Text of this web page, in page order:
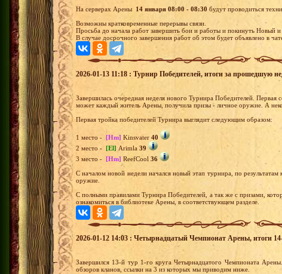
На серверах Арены 14 января 08:00 - 08:30 будут проводиться
Возможны кратковременные перерывы связи.
Просьба до начала работ завершить бои и работы и покинуть Новый и
В случае досрочного завершения работ об этом будет объявлено в
2026-01-13 11:18 : Турнир Победителей, итоги за прошедшую
Завершилась очередная неделя нового Турнира Победителей. Первая
может каждый житель Арены, получила призы - личное оружие. А
Первая тройка победителей Турнира выглядит следующим образом:
1 место - [Hm] Kinsvater 40
2 место -
[El] Arimla 39
3 место -
[Hm] ReefCool 36
С началом новой недели начался новый этап турнира, по
оружие.
С полными правилами Турнира Победителей, а так же с призами,
ознакомиться в библиотеке Арены, в соответствующем разделе.
2026-01-12 14:03 : Четырнадцатый Чемпионат Арены, итоги 14-
Завершился 13-й тур 1-го круга Четырнадцатого Чемпионата
обзоров кланов, ссылки на 3 из которых мы приводим ниже.